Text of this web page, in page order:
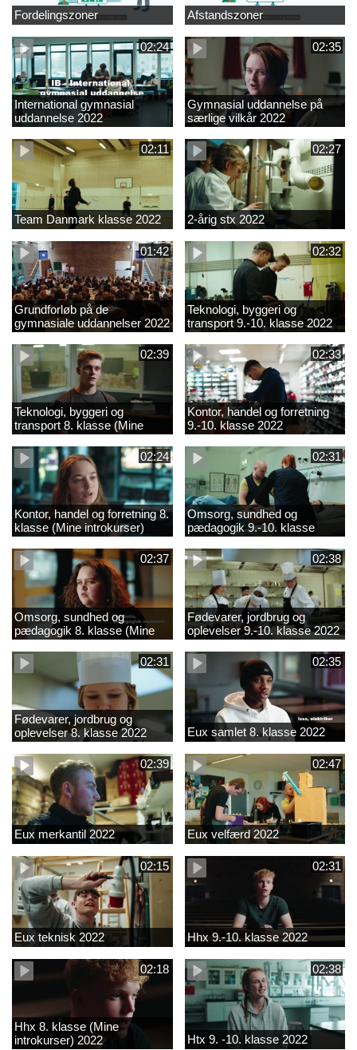
Fordelingszoner Afstandszoner
02:24
International gymnasial
uddannelse 2022
02:35
Gymnasial uddannelse på
særlige vilkår 2022
02:11
Team Danmark klasse 2022
02:27
2-årig stx 2022
01:42
Grundforløb på de
gymnasiale uddannelser 2022
02:32
Teknologi, byggeri og
transport 9.-10. klasse 2022
02:39
Teknologi, byggeri og
transport 8. klasse (Mine
introkurser) 2022
02:33
Kontor, handel og forretning
9.-10. klasse 2022
02:24
Kontor, handel og forretning 8.
klasse (Mine introkurser)
2022
02:31
Omsorg, sundhed og
pædagogik 9.-10. klasse
2022
02:37
Omsorg, sundhed og
pædagogik 8. klasse (Mine
introkurser) 2022
02:38
Fødevarer, jordbrug og
oplevelser 9.-10. klasse 2022
02:31
Fødevarer, jordbrug og
oplevelser 8. klasse 2022
02:35
Eux samlet 8. klasse 2022
02:39
Eux merkantil 2022
02:47
Eux velfærd 2022
02:15
Eux teknisk 2022
02:31
Hhx 9.-10. klasse 2022
02:18
Hhx 8. klasse (Mine
introkurser) 2022
02:38
Htx 9. -10. klasse 2022